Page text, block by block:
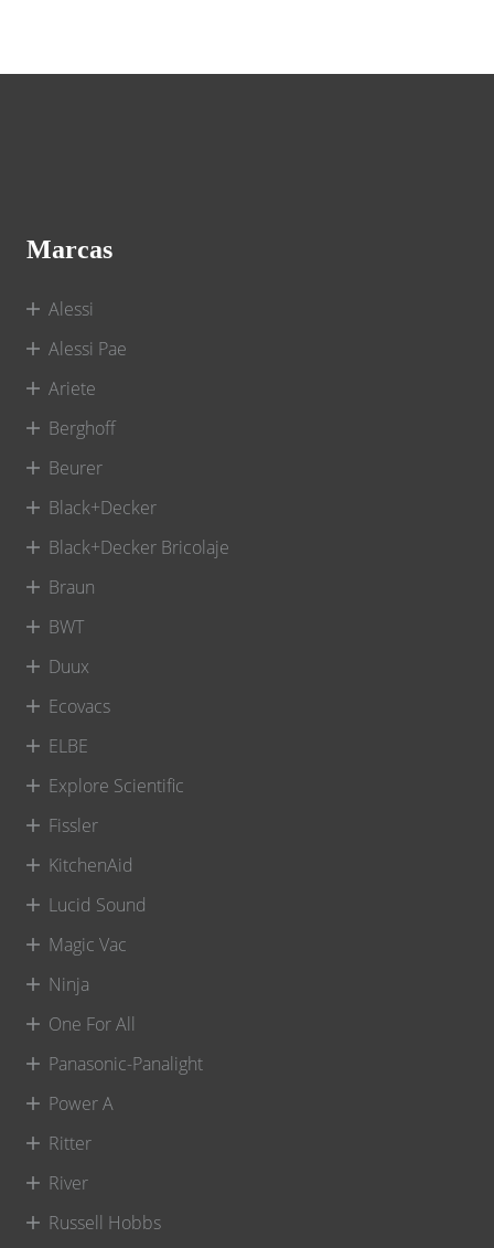
Marcas
Alessi
Alessi Pae
Ariete
Berghoff
Beurer
Black+Decker
Black+Decker Bricolaje
Braun
BWT
Duux
Ecovacs
ELBE
Explore Scientific
Fissler
KitchenAid
Lucid Sound
Magic Vac
Ninja
One For All
Panasonic-Panalight
Power A
Ritter
River
Russell Hobbs